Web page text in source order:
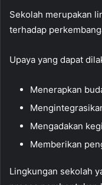
Sekolah merupakan
terhadap
Upaya yang dapat
Menerapkan
Mengadakan
Memberikan
Lingkungan sekolah